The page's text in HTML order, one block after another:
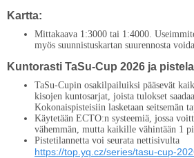
Kartta:
Mittakaava 1:3000 tai 1:4000.
myös suunnistuskartan suurennosta
Kuntorasti TaSu-Cup 2026 ja
TaSu-Cupin osakilpailuiksi pääsevät
kisojen kuntosarjat, joista tulokset
Kokonaispisteisiin lasketaan seitsemän
Käytetään ECTO:n systeemiä, jossa
vähemmän, mutta kaikille vähintään 1
Pistetilannetta voi seurata nettisivulta
https://top.yq.cz/series/tasu-cup-